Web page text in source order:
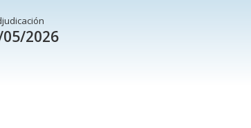
2026